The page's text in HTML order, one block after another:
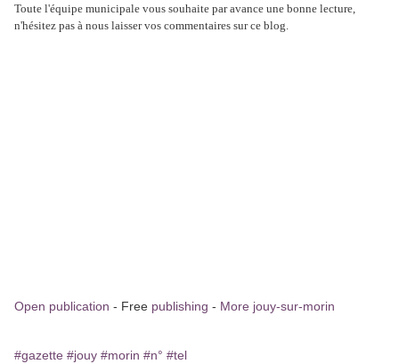
Toute l'équipe municipale vous souhaite par avance une bonne lecture,
n'hésitez pas à nous laisser vos commentaires sur ce blog.
Open publication - Free publishing - More jouy-sur-morin
#gazette #jouy #morin #n° #tel